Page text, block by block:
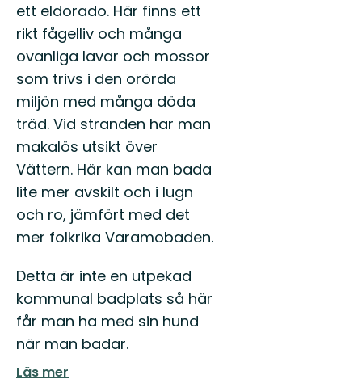
ett eldorado. Här finns ett
rikt fågelliv och många
ovanliga lavar och mossor
som trivs i den orörda
miljön med många döda
träd. Vid stranden har man
makalös utsikt över
Vättern. Här kan man bada
lite mer avskilt och i lugn
och ro, jämfört med det
mer folkrika Varamobaden.
Detta är inte en utpekad
kommunal badplats så här
får man ha med sin hund
när man badar.
Läs mer